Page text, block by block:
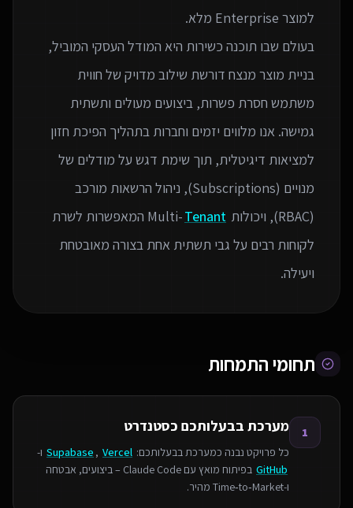
בעולם שבו תוכנה כשירות היא המודל העסקי המוביל,
בניית מוצר מנצח דורשת שילוב מדויק של חווית
משתמש חסרת פשרות, ביצועים מעולים ותשתית
גמישה. אנו מלווים יזמים וחברות בתהליך הפיכת חזון
למציאות דיגיטלית, תוך שימת דגש על מודלים של
מנויים (Subscriptions), ניהול הרשאות מורכב
(RBAC), ויכולות Multi-
Tenant
המאפשרות לשרת
לקוחות רבים על גבי תשתית אחת בצורה מאובטחת
ויעילה.
תחומי התמחות
1 מערכת בבעלותכם כסטנדרט
כל פרויקט נבנה כמערכת בבעלותכם: Supabase , Vercel
ו-
GitHub
בפיתוח מואץ עם Claude Code – ביצועים, אבטחה
ו‑Time‑to‑Market מהיר.